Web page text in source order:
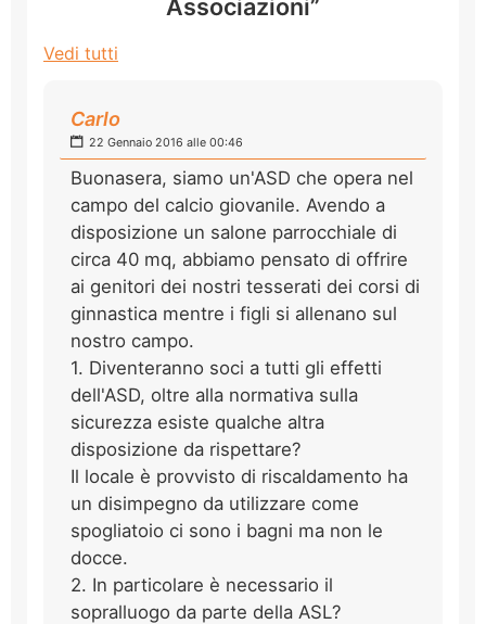
Associazioni”
Vedi tutti
Carlo
22 Gennaio 2016 alle 00:46
Buonasera, siamo un'ASD che opera nel
campo del calcio giovanile. Avendo a
disposizione un salone parrocchiale di
circa 40 mq, abbiamo pensato di offrire
ai genitori dei nostri tesserati dei corsi di
ginnastica mentre i figli si allenano sul
nostro campo.
1. Diventeranno soci a tutti gli effetti
dell'ASD, oltre alla normativa sulla
sicurezza esiste qualche altra
disposizione da rispettare?
Il locale è provvisto di riscaldamento ha
un disimpegno da utilizzare come
spogliatoio ci sono i bagni ma non le
docce.
2. In particolare è necessario il
sopralluogo da parte della ASL?